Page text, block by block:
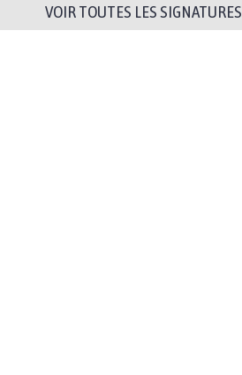
VOIR TOUTES LES SIGNATURES